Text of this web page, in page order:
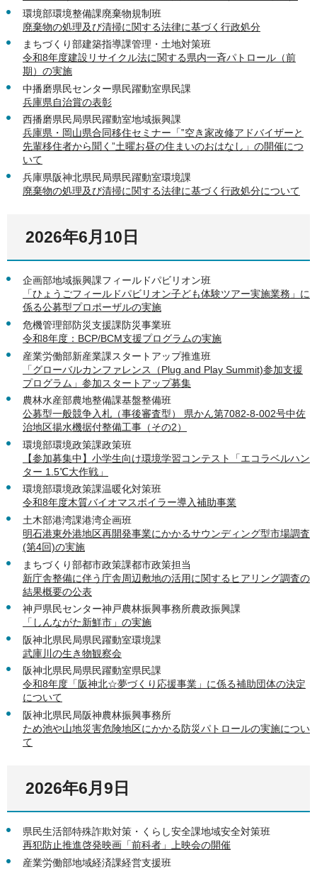
環境部環境整備課廃棄物規制班
廃棄物の処理及び清掃に関する法律に基づく行政処分
まちづくり部建築指導課管理・土地対策班
令和8年度建設リサイクル法に関する県内一斉パトロール（前
期）の実施
中播磨県民センター県民躍動室県民課
兵庫県自治賞の表彰
西播磨県民局県民躍動室地域振興課
兵庫県・岡山県合同移住セミナー「‟空き家改修アドバイザーと
先輩移住者から聞く”土曜お昼の住まいのおはなし」の開催につ
いて
兵庫県阪神北県民局県民躍動室環境課
廃棄物の処理及び清掃に関する法律に基づく行政処分について
2026年6月10日
企画部地域振興課フィールドパビリオン班
「ひょうごフィールドパビリオン子ども体験ツアー実施業務」に
係る公募型プロポーザルの実施
危機管理部防災支援課防災事業班
令和8年度：BCP/BCM支援プログラムの実施
産業労働部新産業課スタートアップ推進班
「グローバルカンファレンス（Plug and Play Summit)参加支援
プログラム」参加スタートアップ募集
農林水産部農地整備課基盤整備班
公募型一般競争入札（事後審査型） 県かん第7082-8-002号中佐
治地区揚水機据付整備工事（その2）
環境部環境政策課政策班
【参加募集中】小学生向け環境学習コンテスト「エコラベルハン
ター 1.5℃大作戦」
環境部環境政策課温暖化対策班
令和8年度木質バイオマスボイラー導入補助事業
土木部港湾課港湾企画班
明石港東外港地区再開発事業にかかるサウンディング型市場調査
(第4回)の実施
まちづくり部都市政策課都市政策担当
新庁舎整備に伴う庁舎周辺敷地の活用に関するヒアリング調査の
結果概要の公表
神戸県民センター神戸農林振興事務所農政振興課
「しんながた新鮮市」の実施
阪神北県民局県民躍動室環境課
武庫川の生き物観察会
阪神北県民局県民躍動室県民課
令和8年度「阪神北☆夢づくり応援事業」に係る補助団体の決定
について
阪神北県民局阪神農林振興事務所
ため池や山地災害危険地区にかかる防災パトロールの実施につい
て
2026年6月9日
県民生活部特殊詐欺対策・くらし安全課地域安全対策班
再犯防止推進啓発映画「前科者」上映会の開催
産業労働部地域経済課経営支援班